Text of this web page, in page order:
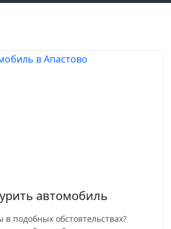
автомобиль
подобных обстоятельствах?